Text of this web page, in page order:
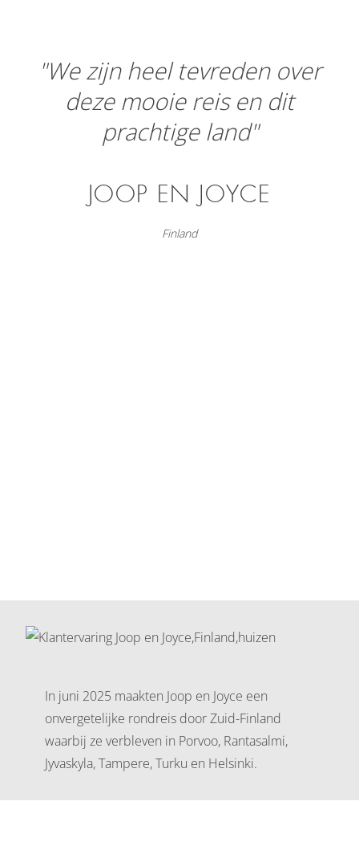
"We zijn heel tevreden over
deze mooie reis en dit
prachtige land"
JOOP EN JOYCE
Finland
In juni 2025 maakten Joop en Joyce een
onvergetelijke rondreis door Zuid-Finland
waarbij ze verbleven in Porvoo, Rantasalmi,
Jyvaskyla, Tampere, Turku en Helsinki.